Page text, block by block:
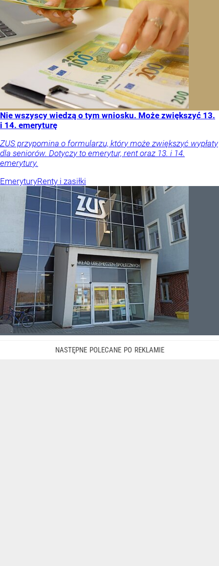
Nie wszyscy wiedzą o tym wniosku. Może zwiększyć 13.
i 14. emeryturę
ZUS przypomina o formularzu, który może zwiększyć wypłaty
dla seniorów. Dotyczy to emerytur, rent oraz 13. i 14.
emerytury.
EmeryturyRenty i zasiłki